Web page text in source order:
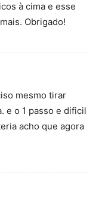
à cima e esse
Obrigado!
mesmo tirar
e o 1 passo e dificil
acho que agora